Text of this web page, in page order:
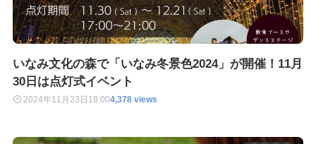
いなみ文化の森で「いなみ冬景色2024」が開催！11月
30日は点灯式イベント
2024年11月23日 18:004,378 views